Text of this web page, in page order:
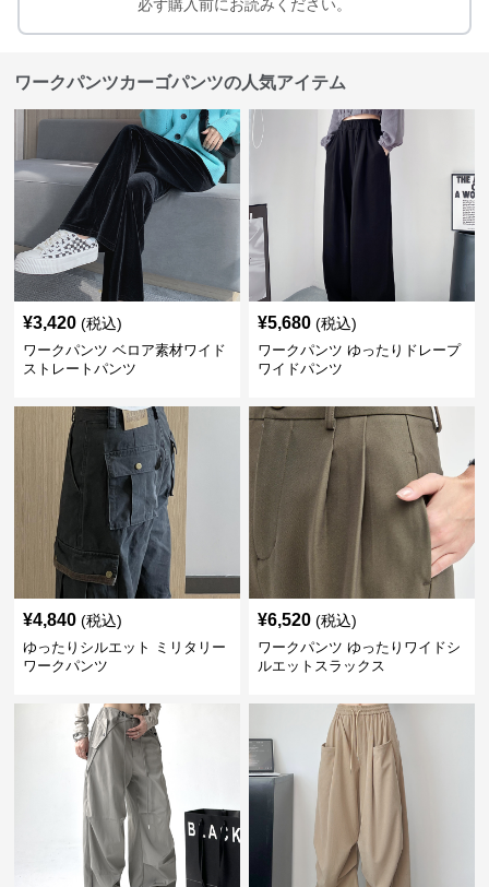
必ず購入前にお読みください。
ワークパンツカーゴパンツの人気アイテム
¥3,420 (税込)
ワークパンツ ベロア素材ワイド
ストレートパンツ
¥5,680 (税込)
ワークパンツ ゆったりドレープ
ワイドパンツ
¥4,840 (税込)
ゆったりシルエット ミリタリー
ワークパンツ
¥6,520 (税込)
ワークパンツ ゆったりワイドシ
ルエットスラックス